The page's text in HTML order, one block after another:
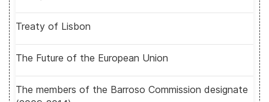
Treaty of Lisbon
The Future of the European Union
The members of the Barroso Commission designate